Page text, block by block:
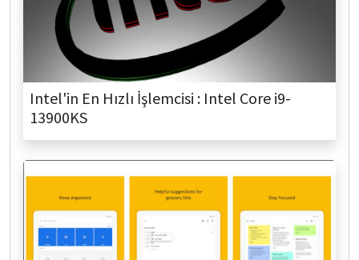
Intel'in En Hızlı İşlemcisi : Intel Core i9-
13900KS